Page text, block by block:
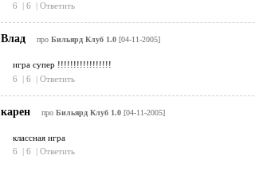
6
| 6 | Ответить
Влад про Бильярд Клуб 1.0[04-11-2005]
игра супер !!!!!!!!!!!!!!!!!
6
| 6 | Ответить
карен про Бильярд Клуб 1.0[04-11-2005]
классная игра
6
| 6 | Ответить